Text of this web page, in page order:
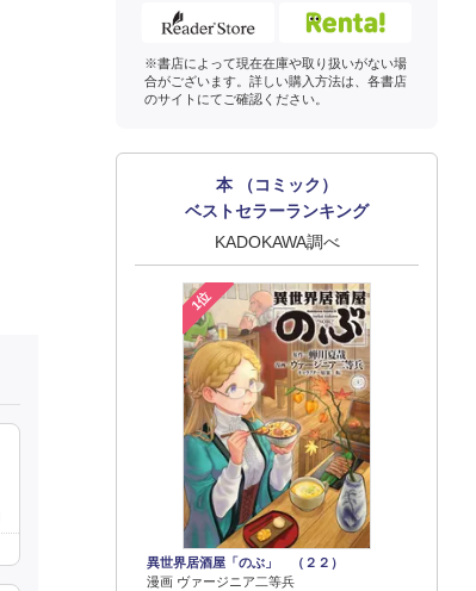
※書店によって現在在庫や取り扱いがない場
合がございます。詳しい購入方法は、各書店
のサイトにてご確認ください。
本 （コミック）
ベストセラーランキング
KADOKAWA調べ
1位
異世界居酒屋「のぶ」 （２２）
漫画 ヴァージニア二等兵